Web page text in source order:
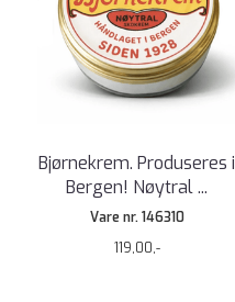
Bjørnekrem. Produseres i
Bergen! Nøytral ...
Vare nr. 146310
119,00,-